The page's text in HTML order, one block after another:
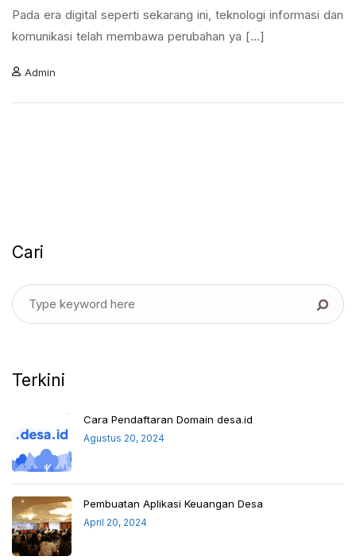
Pada era digital seperti sekarang ini, teknologi informasi dan
komunikasi telah membawa perubahan ya [...]
Admin
Cari
Terkini
Cara Pendaftaran Domain desa.id
Agustus 20, 2024
Pembuatan Aplikasi Keuangan Desa
April 20, 2024